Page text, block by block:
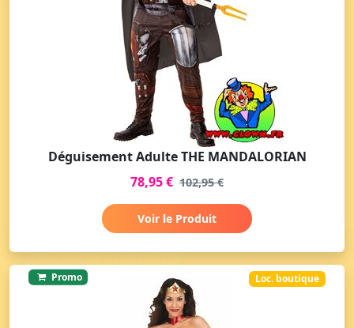
Déguisement Adulte THE MANDALORIAN
78,95 € 102,95 €
Voir le Produit
Promo Loc. boutique